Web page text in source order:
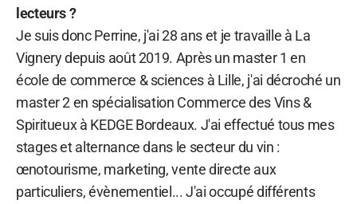
lecteurs ?
Je suis donc Perrine, j'ai 28 ans et je travaille à La
Vignery depuis août 2019. Après un master 1 en
école de commerce & sciences à Lille, j'ai décroché un
master 2 en spécialisation Commerce des Vins &
Spiritueux à KEDGE Bordeaux. J'ai effectué tous mes
stages et alternance dans le secteur du vin :
œnotourisme, marketing, vente directe aux
particuliers, évènementiel... J'ai occupé différents